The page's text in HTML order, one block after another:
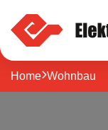
Privatbau
Gewerbebau
HomeWohnbau